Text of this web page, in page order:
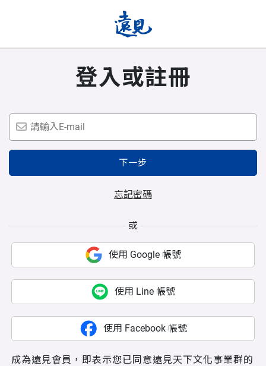
登入或註冊
下一步
忘記密碼
或
使用 Google 帳號
使用 Line 帳號
使用 Facebook 帳號
成為遠見會員，即表示您已同意遠見天下文化事業群的